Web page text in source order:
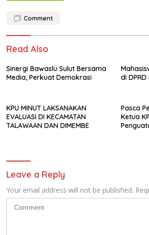
Comment
Read Also
Sinergi Bawaslu Sulut Bersama
Media, Perkuat Demokrasi
di DPRD
KPU MINUT LAKSANAKAN
EVALUASI DI KECAMATAN
TALAWAAN DAN DIMEMBE
Pasca
Ketua
Leave a Reply
Your email address will not be published.